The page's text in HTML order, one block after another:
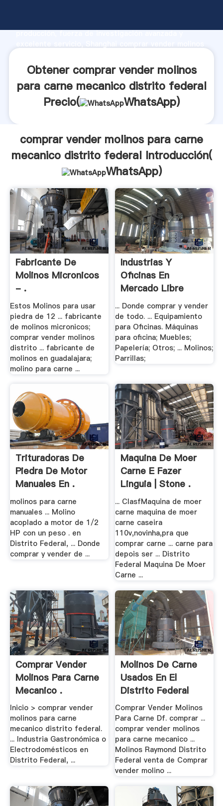
producción, fuerza de investigación avanzada y
el valor y aporta valores a todos los clientes.
Obtener comprar vender molinos
para carne mecanico distrito federal
Precio(
WhatsApp)
comprar vender molinos para carne
mecanico distrito federal Introducción(
WhatsApp)
Fabricante De
Molinos Micronicos
- .
Estos Molinos para usar
piedra de 12 ... fabricante
de molinos micronicos;
comprar vender molinos
distrito ... fabricante de
molinos en guadalajara;
molino para carne ...
Industrias Y
Oficinas En
Mercado Libre
México
... Donde comprar y vender
de todo. ... Equipamiento
para Oficinas. Máquinas
para oficina; Muebles;
Papelería; Otros; ... Molinos;
Parrillas;
Trituradoras De
Piedra De Motor
Manuales En .
molinos para carne
manuales ... Molino
acoplado a motor de 1/2
HP con un peso . en
Distrito Federal, ... Donde
comprar y vender de ...
Maquina De Moer
Carne E Fazer
Linguia | Stone .
... ClasfMaquina de moer
carne maquina de moer
carne caseira
110v,novinha,pra que
comprar carne ... carne para
depois ser ... Distrito
Federal Maquina De Moer
Carne ...
Comprar Vender
Molinos Para Carne
Mecanico .
Inicio > comprar vender
molinos para carne
mecanico distrito federal.
... Industria Gastronómica o
Electrodomésticos en
Distrito Federal, ...
Molinos De Carne
Usados En El
Distrito Federal
Venta
Comprar Vender Molinos
Para Carne Df. comprar ...
comprar vender molinos
para carne mecanico ...
Molinos Raymond Distrito
Federal venta de Comprar
vender molino ...